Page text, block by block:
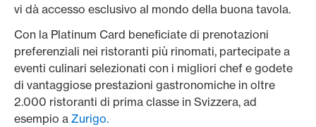
vi dà accesso esclusivo al mondo della buona tavola.
Con la Platinum Card beneficiate di prenotazioni
preferenziali nei ristoranti più rinomati, partecipate a
eventi culinari selezionati con i migliori chef e godete
di vantaggiose prestazioni gastronomiche in oltre
2.000 ristoranti di prima classe in Svizzera, ad
esempio a Zurigo.